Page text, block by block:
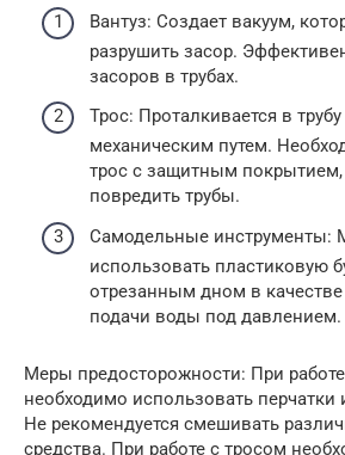
Вантуз: Создает вакуум,
разрушить засор.
засоров в трубах.
Трос: Проталкивается в
механическим путем.
трос с защитным
повредить трубы.
Самодельные инструменты:
использовать пластиковую
отрезанным дном в
подачи воды под давлением.
Меры предосторожности: При
необходимо использовать
Не рекомендуется смешивать
средства. При работе с тросом